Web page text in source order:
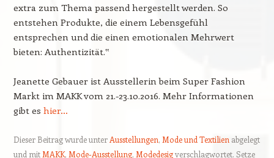
extra zum Thema passend hergestellt werden. So
entstehen Produkte, die einem Lebensgefühl
entsprechen und die einen emotionalen Mehrwert
bieten: Authentizität.‟
Jeanette Gebauer ist Ausstellerin beim Super Fashion
Markt im MAKK vom 21.-23.10.2016. Mehr Informationen
gibt es hier…
Dieser Beitrag wurde unter Ausstellungen, Mode und Textilien abgelegt
und mit MAKK, Mode-Ausstellung, Modedesigverschlagwortet. Setze